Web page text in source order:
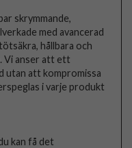
skrymmande,
med avancerad
hållbara och
Vi anser att ett
utan att kompromissa
i varje produkt
kan få det